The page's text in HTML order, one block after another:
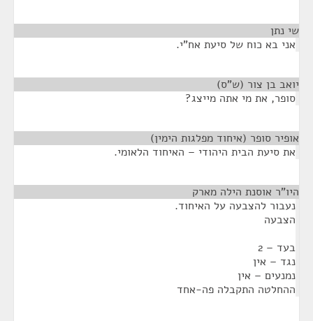
שי נתן
אני בא כוח של סיעת אח"י.
יואב בן צור (ש"ס)
סופר, את מי אתה מייצג?
אופיר סופר (איחוד מפלגות הימין)
את סיעת הבית היהודי – האיחוד הלאומי.
היו"ר אוסנת הילה מארק
נעבור להצבעה על האיחוד.
הצבעה
בעד – 2
נגד – אין
נמנעים – אין
ההחלטה התקבלה פה-אחד